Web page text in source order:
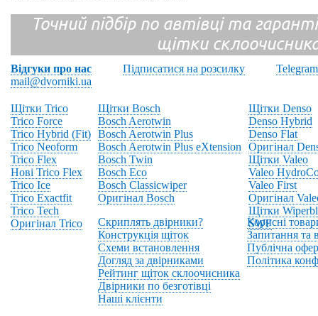
Точний підбір по автівці та
щітки
Відгуки про нас Підписатися на розсилку
Telegram
mail@dvorniki.ua
Щітки Trico
Trico Force
Trico Hybrid (Fit)
Trico Neoform
Trico Flex
Нові Trico Flex
Trico Ice
Trico Exactfit
Trico Tech
Оригінал Trico
Щітки Bosch
Bosch Aerotwin
Bosch Aerotwin Plus
Bosch Aerotwin Plus eXtension
Bosch Twin
Bosch Eco
Bosch Classicwiper
Оригінал Bosch
Щітки Denso
Denso Hybrid
Denso Flat
Оригінал
Щітки Valeo
Valeo
Valeo First
Оригінал
Щітки
SWF
Скриплять двірники?
Конструкція щіток
Схеми встановлення
Догляд за двірниками
Рейтинг щіток склоочисника
Двірники по безготівці
Наші клієнти
Корисні
Запитання та
Публічна
Політика